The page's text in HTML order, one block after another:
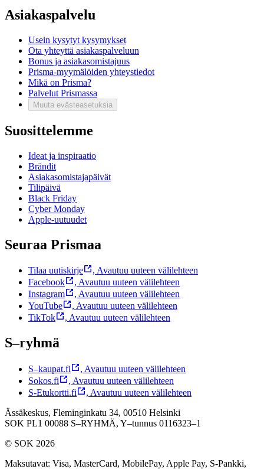
Asiakaspalvelu
Usein kysytyt kysymykset
Ota yhteyttä asiakaspalveluun
Bonus ja asiakasomistajuus
Prisma-myymälöiden yhteystiedot
Mikä on Prisma?
Palvelut Prismassa
Muuta evästeasetuksia
Suosittelemme
Ideat ja inspiraatio
Brändit
Asiakasomistajapäivät
Tilipäivä
Black Friday
Cyber Monday
Apple-uutuudet
Seuraa Prismaa
Tilaa uutiskirje , Avautuu uuteen välilehteen
Facebook
, Avautuu uuteen välilehteen
Instagram
, Avautuu uuteen välilehteen
YouTube
, Avautuu uuteen välilehteen
TikTok
, Avautuu uuteen välilehteen
S–ryhmä
S–kaupat.fi , Avautuu uuteen välilehteen
Sokos.fi
, Avautuu uuteen välilehteen
S-Etukortti.fi
, Avautuu uuteen välilehteen
Ässäkeskus, Fleminginkatu 34, 00510 Helsinki
SOK PL1 00088 S–RYHMÄ, Y–tunnus 0116323–1
© SOK 2026
Maksutavat: Visa, MasterCard, MobilePay, Apple Pay, S-Pankki,